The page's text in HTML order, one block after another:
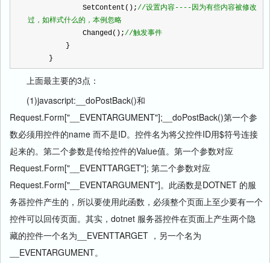
             SetContent();
//设置内容----因为有些内容被修改
过，如样式什么的，本例忽略
             Changed();
//触发事件
         }
     }
上面最主要的3点：
(1)javascript:__doPostBack()和
Request.Form["__EVENTARGUMENT"];__doPostBack()第一个参
数必须用控件的name 而不是ID。控件名为将父控件ID用$符号连接
起来的。第二个参数是传给控件的Value值。第一个参数对应
Request.Form["__EVENTTARGET"]; 第二个参数对应
Request.Form["__EVENTARGUMENT"]。此函数是DOTNET 的服
务器控件产生的，所以要使用此函数，必须整个页面上至少要有一个
控件可以回传页面。其实，dotnet 服务器控件在页面上产生两个隐
藏的控件一个名为__EVENTTARGET ，另一个名为
__EVENTARGUMENT。